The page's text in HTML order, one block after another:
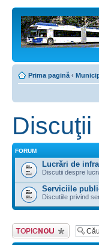
Prima pagină ‹
FORUM
Lucrări de
Discutii despre
Serviciile
Discutiile privind
Scrie un subiect
nou